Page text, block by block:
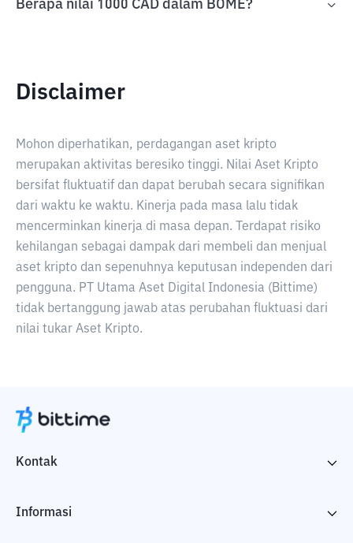
Berapa nilai 1000 CAD dalam BOME?
Disclaimer
Mohon diperhatikan, perdagangan aset kripto
merupakan aktivitas beresiko tinggi. Nilai Aset Kripto
bersifat fluktuatif dan dapat berubah secara signifikan
dari waktu ke waktu. Kinerja pada masa lalu tidak
mencerminkan kinerja di masa depan. Terdapat risiko
kehilangan sebagai dampak dari membeli dan menjual
aset kripto dan sepenuhnya keputusan independen dari
pengguna. PT Utama Aset Digital Indonesia (Bittime)
tidak bertanggung jawab atas perubahan fluktuasi dari
nilai tukar Aset Kripto.
Kontak
Informasi